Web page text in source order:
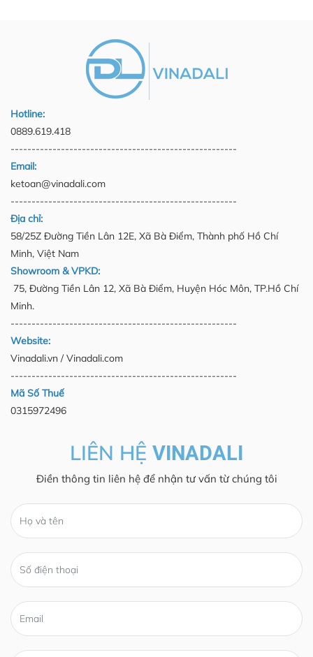
Hotline:
0889.619.418
------------------------------------------------------
Email:
ketoan@vinadali.com
------------------------------------------------------
Địa chỉ:
58/25Z Đường Tiền Lân 12E, Xã Bà Điểm, Thành phố Hồ Chí
Minh, Việt Nam
Showroom & VPKD:
75, Đường Tiền Lân 12, Xã Bà Điểm, Huyện Hóc Môn, TP.Hồ Chí
Minh.
------------------------------------------------------
Website:
Vinadali.vn / Vinadali.com
------------------------------------------------------
Mã Số Thuế
0315972496
LIÊN HỆ VINADALI
Điền thông tin liên hệ để nhận tư vấn từ chúng tôi